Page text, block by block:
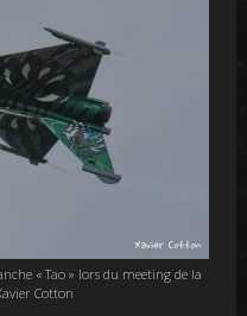
« Tao » lors du meeting de la
Cotton